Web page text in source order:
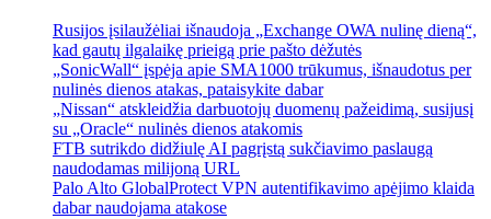
Rusijos įsilaužėliai išnaudoja „Exchange OWA nulinę dieną“,
kad gautų ilgalaikę prieigą prie pašto dėžutės
„SonicWall“ įspėja apie SMA1000 trūkumus, išnaudotus per
nulinės dienos atakas, pataisykite dabar
„Nissan“ atskleidžia darbuotojų duomenų pažeidimą, susijusį
su „Oracle“ nulinės dienos atakomis
FTB sutrikdo didžiulę AI pagrįstą sukčiavimo paslaugą
naudodamas milijoną URL
Palo Alto GlobalProtect VPN autentifikavimo apėjimo klaida
dabar naudojama atakose